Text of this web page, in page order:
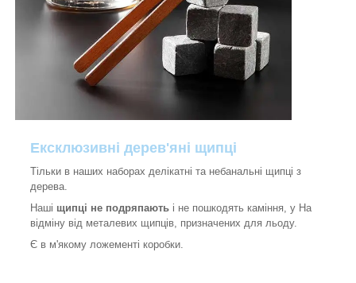
Ексклюзивні дерев'яні щипці
Тільки в наших наборах делікатні та небанальні щипці з
дерева.
Наші щипці не подряпають і не пошкодять каміння, у На
відміну від металевих щипців, призначених для льоду.
Є в м'якому ложементі коробки.